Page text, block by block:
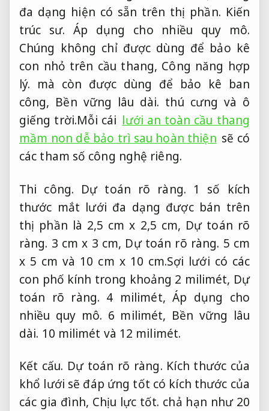
đa dạng hiện có sẵn trên thị phần. Kiến
trúc sư. Áp dụng cho nhiều quy mô.
Chúng không chỉ được dùng để bảo kê
con nhỏ trên cầu thang, Công năng hợp
lý. mà còn được dùng để bảo kê ban
công, Bền vững lâu dài. thú cưng và ô
giếng trời.Mỗi cái lưới an toàn cầu thang
mầm non dễ bảo trì sau hoàn thiện sẽ có
các tham số công nghệ riêng.
Thi công. Dự toán rõ ràng. 1 số kích
thước mắt lưới đa dạng được bán trên
thị phần là 2,5 cm x 2,5 cm, Dự toán rõ
ràng. 3 cm x 3 cm, Dự toán rõ ràng. 5 cm
x 5 cm và 10 cm x 10 cm.Sợi lưới có các
con phố kính trong khoảng 2 milimét, Dự
toán rõ ràng. 4 milimét,Áp dụng cho
nhiều quy mô. 6 milimét, Bền vững lâu
dài. 10 milimét và 12 milimét.
Kết cấu. Dự toán rõ ràng. Kích thước của
khổ lưới sẽ đáp ứng tốt có kích thước của
các gia đình, Chịu lực tốt. chả hạn như 20